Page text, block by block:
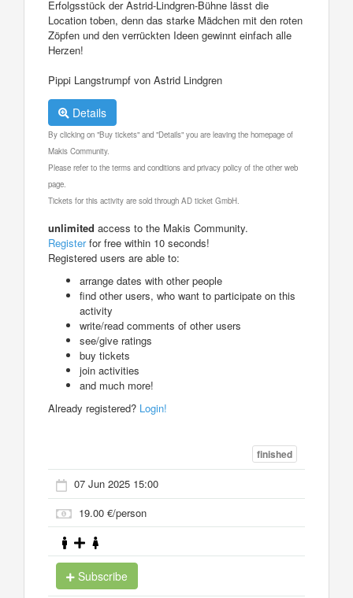
Erfolgsstück der Astrid-Lindgren-Bühne lässt die
Location toben, denn das starke Mädchen mit den roten
Zöpfen und den verrückten Ideen gewinnt einfach alle
Herzen!
Pippi Langstrumpf von Astrid Lindgren
Details
By clicking on "Buy tickets" and "Details" you are leaving the homepage of
Makis Community.
Please refer to the terms and conditions and privacy policy of the other web
page.
Tickets for this activity are sold through AD ticket GmbH.
unlimited access to the Makis Community.
Registerfor free within 10 seconds!
Registered users are able to:
arrange dates with other people
find other users, who want to participate on this
activity
write/read comments of other users
see/give ratings
buy tickets
join activities
and much more!
Already registered? Login!
finished
07 Jun 2025 15:00
19.00 €/person
Subscribe